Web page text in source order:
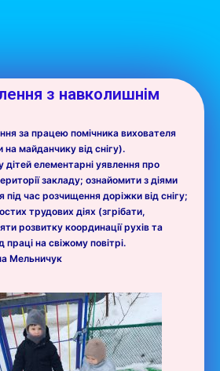
з навколишнім
за працею помічника вихователя
майданчику від снігу).
елементарні уявлення про
закладу; ознайомити з діями
під час розчищення доріжки від снігу;
трудових діях (згрібати,
розвитку координації рухів та
праці на свіжому повітрі.
Мельничук